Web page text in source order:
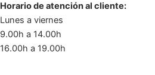
Horario de atención al cliente:
Lunes a viernes
9.00h a 14.00h
16.00h a 19.00h